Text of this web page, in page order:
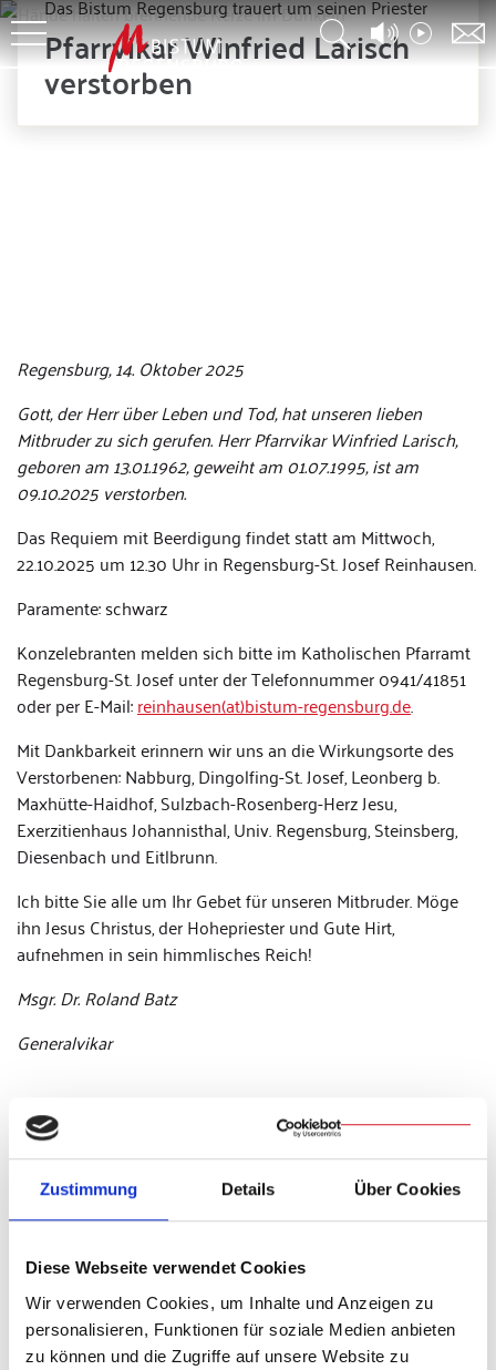
Zustimmung Details Über Cookies
Diese Webseite verwendet Cookies
Wir verwenden Cookies, um Inhalte und Anzeigen zu
personalisieren, Funktionen für soziale Medien anbieten
zu können und die Zugriffe auf unsere Website zu
Das Bistum Regensburg trauert um seinen Priester
Pfarrvikar Winfried Larisch
verstorben
Regensburg, 14. Oktober 2025
Gott, der Herr über Leben und Tod, hat unseren lieben
Mitbruder zu sich gerufen. Herr Pfarrvikar Winfried Larisch,
geboren am 13.01.1962, geweiht am 01.07.1995, ist am
09.10.2025 verstorben.
Das Requiem mit Beerdigung findet statt am Mittwoch,
22.10.2025 um 12.30 Uhr in Regensburg-St. Josef Reinhausen.
Paramente: schwarz
Konzelebranten melden sich bitte im Katholischen Pfarramt
Regensburg-St. Josef unter der Telefonnummer 0941/41851
oder per E-Mail:reinhausen(at)bistum-regensburg.de.
Mit Dankbarkeit erinnern wir uns an die Wirkungsorte des
Verstorbenen: Nabburg, Dingolfing-St. Josef, Leonberg b.
Maxhütte-Haidhof, Sulzbach-Rosenberg-Herz Jesu,
Exerzitienhaus Johannisthal, Univ. Regensburg, Steinsberg,
Diesenbach und Eitlbrunn.
Ich bitte Sie alle um Ihr Gebet für unseren Mitbruder. Möge
ihn Jesus Christus, der Hohepriester und Gute Hirt,
aufnehmen in sein himmlisches Reich!
Msgr. Dr. Roland Batz
Generalvikar
(SSC)
Weitere Infos
Alle Sterbemitteilungen finden Sie weiterhin
unter Bistum/Verstorbene Priester